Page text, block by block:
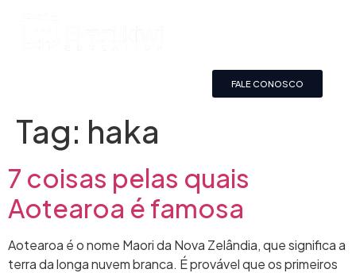
FALE CONOSCO
Tag: haka
7 coisas pelas quais
Aotearoa é famosa
Aotearoa é o nome Maori da Nova Zelândia, que significa a
terra da longa nuvem branca. É provável que os primeiros